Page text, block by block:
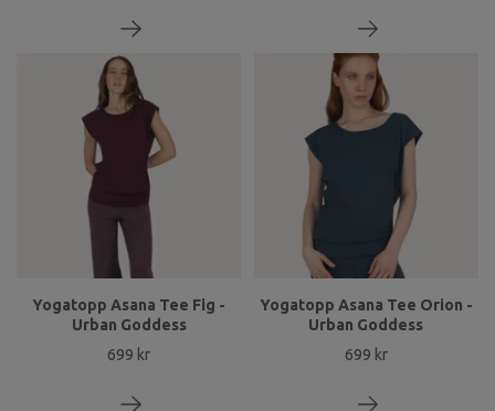
Yogatopp Asana Tee Fig -
Urban Goddess
699 kr
Yogatopp Asana Tee Orion -
Urban Goddess
699 kr